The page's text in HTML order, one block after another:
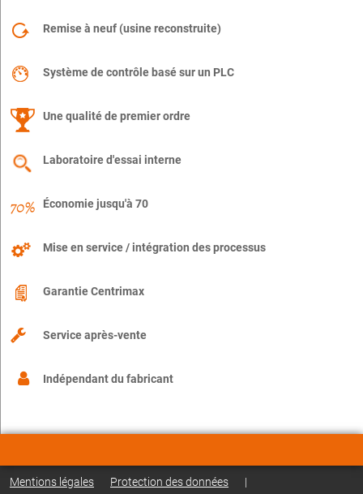
Remise à neuf (usine reconstruite)
Système de contrôle basé sur un PLC
Une qualité de premier ordre
Laboratoire d'essai interne
Économie jusqu'à 70
Mise en service / intégration des processus
Garantie Centrimax
Service après-vente
Indépendant du fabricant
Mentions légales Protection des données |